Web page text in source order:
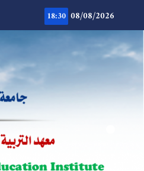
content
08/08/2026
18:30
.